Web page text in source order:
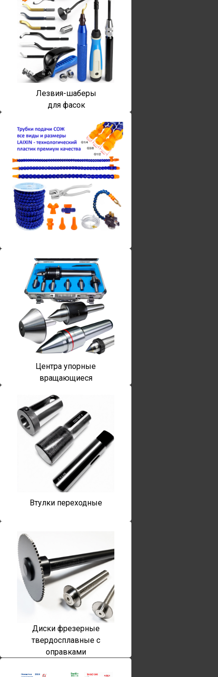
Лезвия-шаберы
для фасок
Винты torx
Центра упорные
вращающиеся
Втулки переходные
Диски фрезерные
твердосплавные с
оправками